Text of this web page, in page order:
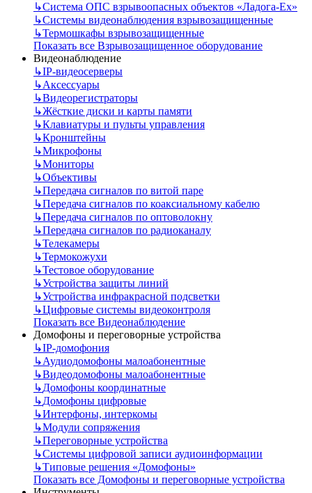
↳Система ОПС взрывоопасных объектов «Ладога-Ex»
↳Системы видеонаблюдения взрывозащищенные
↳Термошкафы взрывозащищенные
Показать все Взрывозащищенное оборудование
Видеонаблюдение
↳IP-видеосерверы
↳Аксессуары
↳Видеорегистраторы
↳Жёсткие диски и карты памяти
↳Клавиатуры и пульты управления
↳Кронштейны
↳Микрофоны
↳Мониторы
↳Объективы
↳Передача сигналов по витой паре
↳Передача сигналов по коаксиальному кабелю
↳Передача сигналов по оптоволокну
↳Передача сигналов по радиоканалу
↳Телекамеры
↳Термокожухи
↳Тестовое оборудование
↳Устройства защиты линий
↳Устройства инфракрасной подсветки
↳Цифровые системы видеоконтроля
Показать все Видеонаблюдение
Домофоны и переговорные устройства
↳IP-домофония
↳Аудиодомофоны малоабонентные
↳Видеодомофоны малоабонентные
↳Домофоны координатные
↳Домофоны цифровые
↳Интерфоны, интеркомы
↳Модули сопряжения
↳Переговорные устройства
↳Системы цифровой записи аудиоинформации
↳Типовые решения «Домофоны»
Показать все Домофоны и переговорные устройства